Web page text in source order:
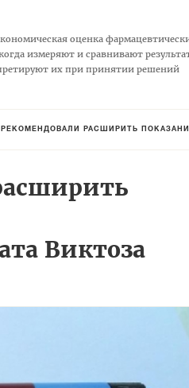
оценка
измеряют и сравнивают
их при принятии решений
РАСШИРИТЬ ПОКАЗАНИЯ К
Виктоза